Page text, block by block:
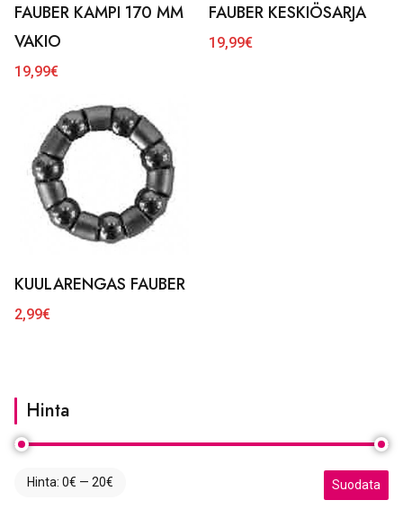
FAUBER KAMPI 170 MM
VAKIO
19,99€
FAUBER KESKIÖSARJA
19,99€
KUULARENGAS FAUBER
2,99€
Hinta
Minimihinta
Suodata
Hinta: 0€ — 20€